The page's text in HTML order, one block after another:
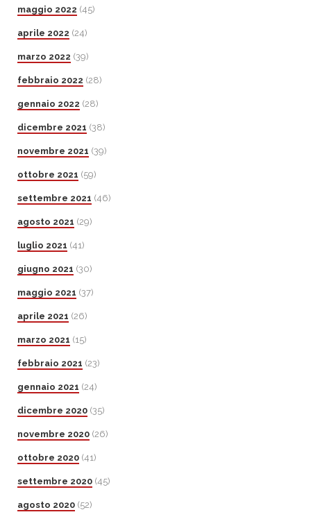
maggio 2022 (45)
aprile 2022 (24)
marzo 2022 (39)
febbraio 2022 (28)
gennaio 2022 (28)
dicembre 2021 (38)
novembre 2021 (39)
ottobre 2021 (59)
settembre 2021 (46)
agosto 2021 (29)
luglio 2021 (41)
giugno 2021 (30)
maggio 2021 (37)
aprile 2021 (26)
marzo 2021 (15)
febbraio 2021 (23)
gennaio 2021 (24)
dicembre 2020 (35)
novembre 2020 (26)
ottobre 2020 (41)
settembre 2020 (45)
agosto 2020 (52)